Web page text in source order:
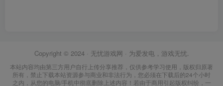
Copyright © 2024 · 无忧游戏网 · 为爱发电，游戏无忧.
本站内容均由第三方用户自行上传分享推荐，仅供参考学习使用，版权归原著
所有，禁止下载本站资源参与商业和非法行为，您必须在下载后的24个小时
之内，从您的电脑/手机中彻底删除上述内容！若由于商用引起版权纠纷，一